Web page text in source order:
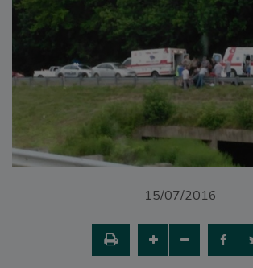
15/07/2016